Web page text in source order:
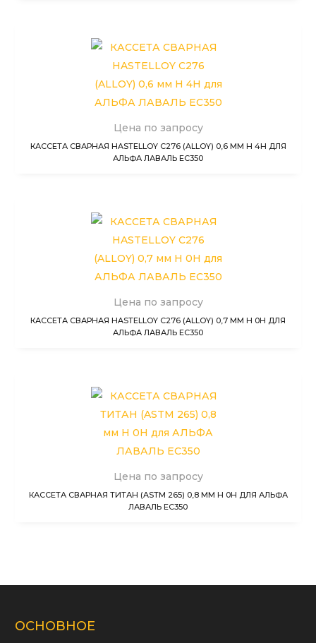
Цена по запросу
КАССЕТА СВАРНАЯ HASTELLOY C276 (ALLOY) 0,6 ММ H 4H ДЛЯ
АЛЬФА ЛАВАЛЬ EC350
Цена по запросу
КАССЕТА СВАРНАЯ HASTELLOY C276 (ALLOY) 0,7 ММ H 0H ДЛЯ
АЛЬФА ЛАВАЛЬ EC350
Цена по запросу
КАССЕТА СВАРНАЯ ТИТАН (ASTM 265) 0,8 ММ H 0H ДЛЯ АЛЬФА
ЛАВАЛЬ EC350
ОСНОВНОЕ